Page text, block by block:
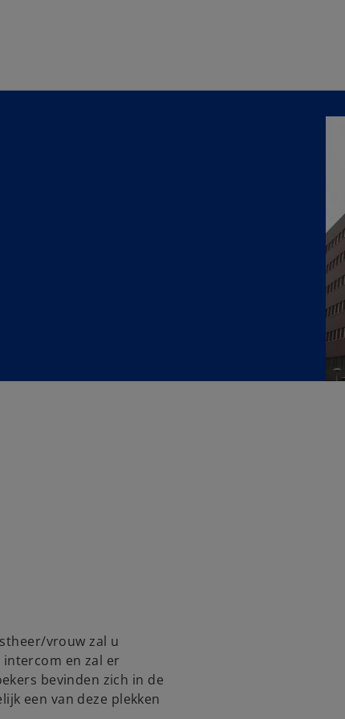
vrouw zal u
en zal er
bevinden zich in de
een van deze plekken